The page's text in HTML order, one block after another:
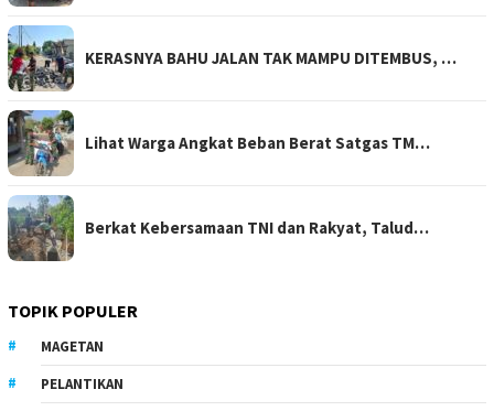
KERASNYA BAHU JALAN TAK MAMPU DITEMBUS, …
Lihat Warga Angkat Beban Berat Satgas TM…
Berkat Kebersamaan TNI dan Rakyat, Talud…
TOPIK POPULER
MAGETAN
PELANTIKAN